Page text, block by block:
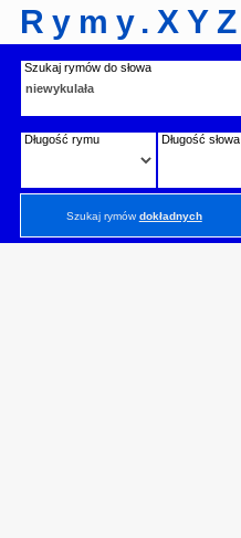
Rymy.XYZ
Szukaj rymów do słowa
Długość rymu Długość słowa
Szukaj rymówdokładnych